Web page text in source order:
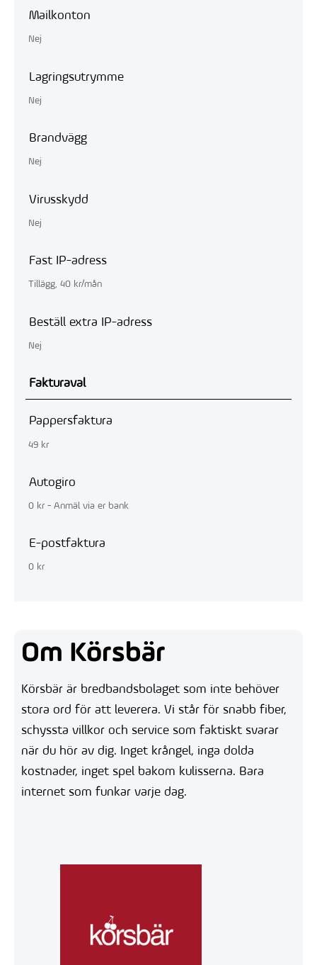
Mailkonton
Nej
Lagringsutrymme
Nej
Brandvägg
Nej
Virusskydd
Nej
Fast IP-adress
Tillägg, 40 kr/mån
Beställ extra IP-adress
Nej
Fakturaval
Pappersfaktura
49 kr
Autogiro
0 kr - Anmäl via er bank
E-postfaktura
0 kr
Om Körsbär
Körsbär är bredbandsbolaget som inte behöver
stora ord för att leverera. Vi står för snabb fiber,
schyssta villkor och service som faktiskt svarar
när du hör av dig. Inget krångel, inga dolda
kostnader, inget spel bakom kulisserna. Bara
internet som funkar varje dag.